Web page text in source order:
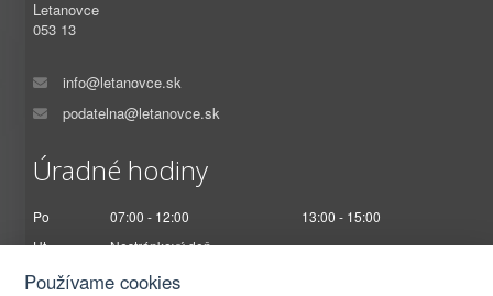
Letanovce
053 13
info@letanovce.sk
podatelna@letanovce.sk
Úradné hodiny
Po 07:00 - 12:00
13:00 - 15:00
Ut
Nestránkový deň
St
07:00 - 12:00
Používame cookies